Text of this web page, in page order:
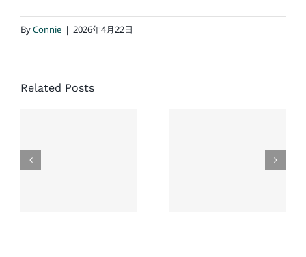
ByConnie | 2026年4月22日
Related Posts
經典結案
一場車
案，老人
接受的和
解，換來